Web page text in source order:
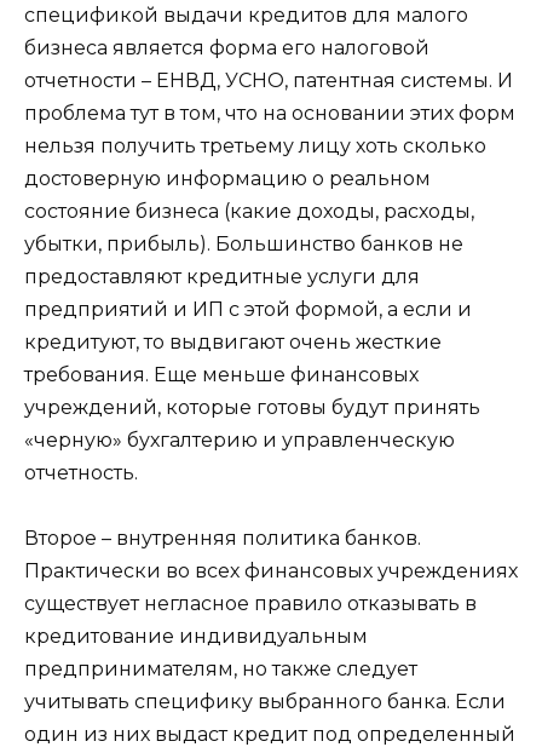
спецификой выдачи кредитов для малого
бизнеса является форма его налоговой
отчетности – ЕНВД, УСНО, патентная системы. И
проблема тут в том, что на основании этих форм
нельзя получить третьему лицу хоть сколько
достоверную информацию о реальном
состояние бизнеса (какие доходы, расходы,
убытки, прибыль). Большинство банков не
предоставляют кредитные услуги для
предприятий и ИП с этой формой, а если и
кредитуют, то выдвигают очень жесткие
требования. Еще меньше финансовых
учреждений, которые готовы будут принять
«черную» бухгалтерию и управленческую
отчетность.
Второе – внутренняя политика банков.
Практически во всех финансовых учреждениях
существует негласное правило отказывать в
кредитование индивидуальным
предпринимателям, но также следует
учитывать специфику выбранного банка. Если
один из них выдаст кредит под определенный